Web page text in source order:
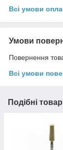
Всі умови
Умови
Повернення
Всі умови
Подібні